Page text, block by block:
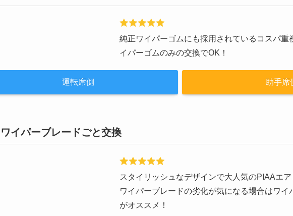
純正ワイパーゴムにも採用されているコスパ重
イパーゴムのみの交換でOK！
運転席側 助手席
ワイパーブレードごと交換
スタイリッシュなデザインで大人気のPIAAエア
ワイパーブレードの劣化が気になる場合はワイ
がオススメ！